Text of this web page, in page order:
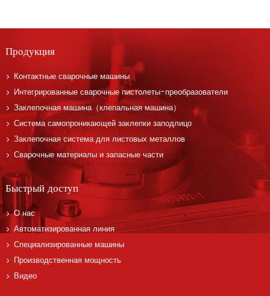
Продукция
Контактные сварочные машины
Интегрированные сварочные пистолеты-преобразователи
Заклепочная машина（клепальная машина）
Система самопроникающей заклепки заподлицо
Заклепочная система для листовых металлов
Сварочные материалы и запасные части
Быстрый доступ
О нас
Автоматизированная линия
Специализированные машины
Производственная мощность
Видео